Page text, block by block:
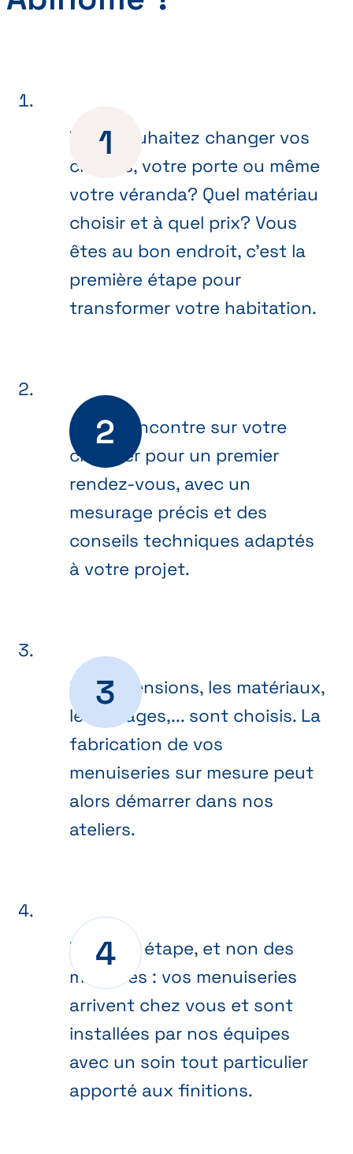
Vous souhaitez changer vos
châssis, votre porte ou même
votre véranda? Quel matériau
choisir et à quel prix? Vous
êtes au bon endroit, c’est la
première étape pour
transformer votre habitation.
On se rencontre sur votre
chantier pour un premier
rendez-vous, avec un
mesurage précis et des
conseils techniques adaptés
à votre projet.
Les dimensions, les matériaux,
les vitrages,... sont choisis. La
fabrication de vos
menuiseries sur mesure peut
alors démarrer dans nos
ateliers.
Dernière étape, et non des
moindres : vos menuiseries
arrivent chez vous et sont
installées par nos équipes
avec un soin tout particulier
apporté aux finitions.